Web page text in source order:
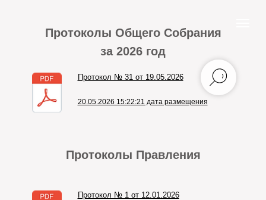
Протоколы Общего Собрания
за 2026 год
Протоколы Правления
Протокол № 1 от 12.01.2026
Протокол № 31 от 19.05.2026
20.05.2026 15:22:21 дата размещения